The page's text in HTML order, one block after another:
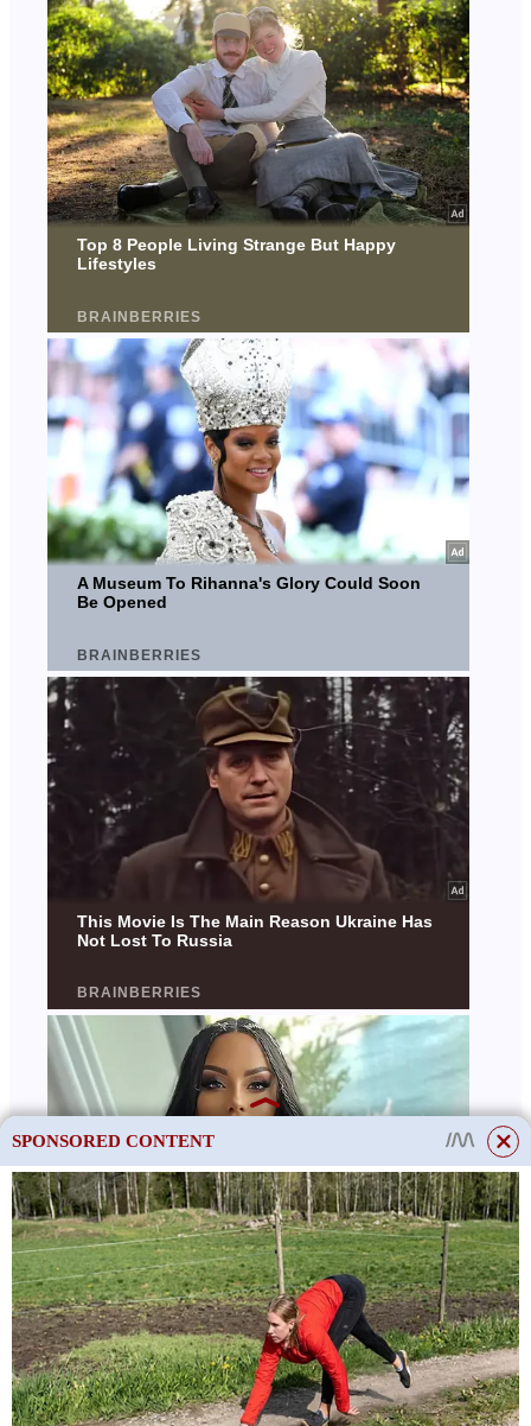
This site uses cookies to store data. By continuing to use the site, you consent
to the use of these files.
OK
SPONSORED CONTENT